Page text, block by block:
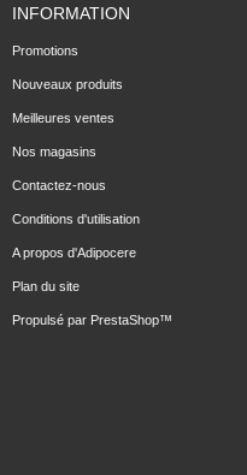
INFORMATION
Promotions
Nouveaux produits
Meilleures ventes
Nos magasins
Contactez-nous
Conditions d'utilisation
A propos d'Adipocere
Plan du site
Propulsé par PrestaShop™